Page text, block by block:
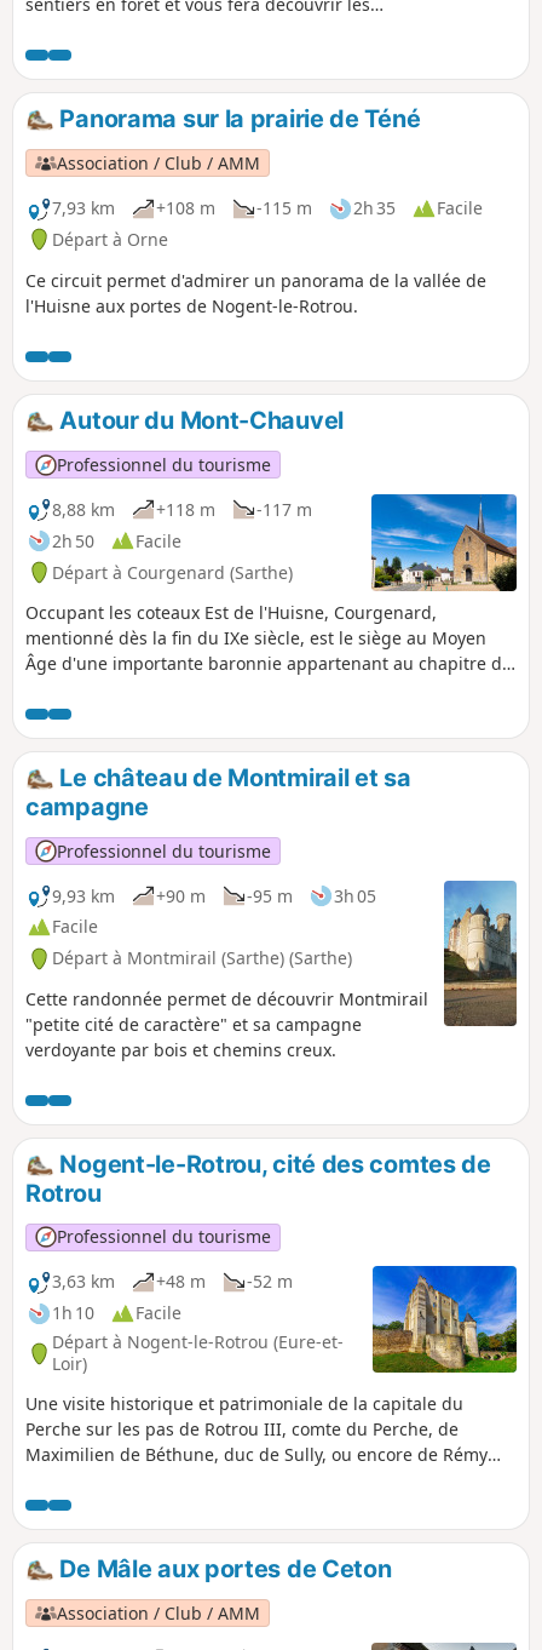
devant la verrerie qui a fonctionné jusqu'en 1952
et qui a fait l'objet d'un livre de Daphné du
Maurier, "Les souffleurs de verre".
Panorama sur la prairie de Téné
Association / Club / AMM
7,93 km
+108 m -115 m 2h 35
Facile
Départ à Orne
Ce circuit permet d'admirer un panorama de la vallée de
l'Huisne aux portes de Nogent-le-Rotrou.
Autour du Mont-Chauvel
Professionnel du tourisme
8,88 km
+118 m
-117 m
2h 50
Facile
Départ à Courgenard (Sarthe)
Occupant les coteaux Est de l'Huisne, Courgenard,
mentionné dès la fin du IXe siècle, est le siège au Moyen
Âge d'une importante baronnie appartenant au chapitre de
soignée de l'Église Saint-Martin témoigne encore
aujourd'hui de la puissance de cette baronnie, de même
que le remarquable décor du XVIe siècle habillant le chœur.
La commune vit encore au XIXe siècle de l'agriculture et de
la production de toiles de chanvre. Elle est comprise
aujourd'hui dans le bassin d'emploi de La Ferté-Bernard.
Le château de Montmirail et sa
campagne
Professionnel du tourisme
9,93 km
+90 m -95 m
3h 05
Facile
Départ à Montmirail (Sarthe) (Sarthe)
Cette randonnée permet de découvrir Montmirail
"petite cité de caractère" et sa campagne
verdoyante par bois et chemins creux.
Nogent-le-Rotrou, cité des comtes de
Rotrou
Professionnel du tourisme
3,63 km
+48 m
-52 m
1h 10
Facile
Départ à Nogent-le-Rotrou (Eure-et-
Loir)
Une visite historique et patrimoniale de la capitale du
Perche sur les pas de Rotrou III, comte du Perche, de
Maximilien de Béthune, duc de Sully, ou encore de Rémy
De Mâle aux portes de Ceton
Association / Club / AMM